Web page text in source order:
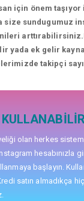
önem taşıyor
size
ek gelir
takipçi
olan herkes
hesabınızla
başlayın.
satın almadıkça